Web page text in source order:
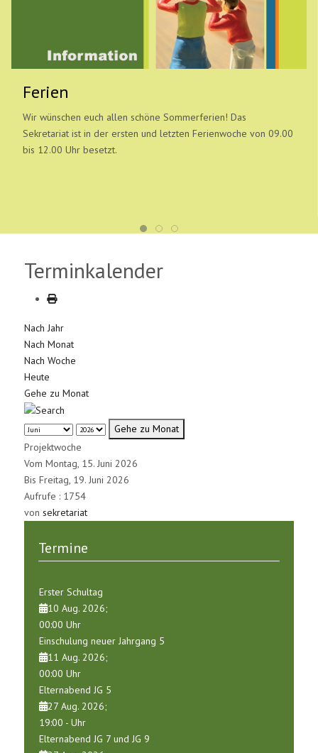
Ferien
Wir wünschen euch allen schöne Sommerferien! Das
Sekretariat ist in der ersten und letzten Ferienwoche von 09.00
bis 12.00 Uhr besetzt.
Terminkalender
Nach Jahr
Nach Monat
Nach Woche
Heute
Gehe zu Monat
Gehe zu Monat
Projektwoche
Vom Montag, 15. Juni 2026
Bis Freitag, 19. Juni 2026
Aufrufe : 1754
vonsekretariat
Termine
Erster Schultag
10 Aug. 2026;
00:00 Uhr
Einschulung neuer Jahrgang 5
11 Aug. 2026;
00:00 Uhr
Elternabend JG 5
27 Aug. 2026;
19:00 - Uhr
Elternabend JG 7 und JG 9